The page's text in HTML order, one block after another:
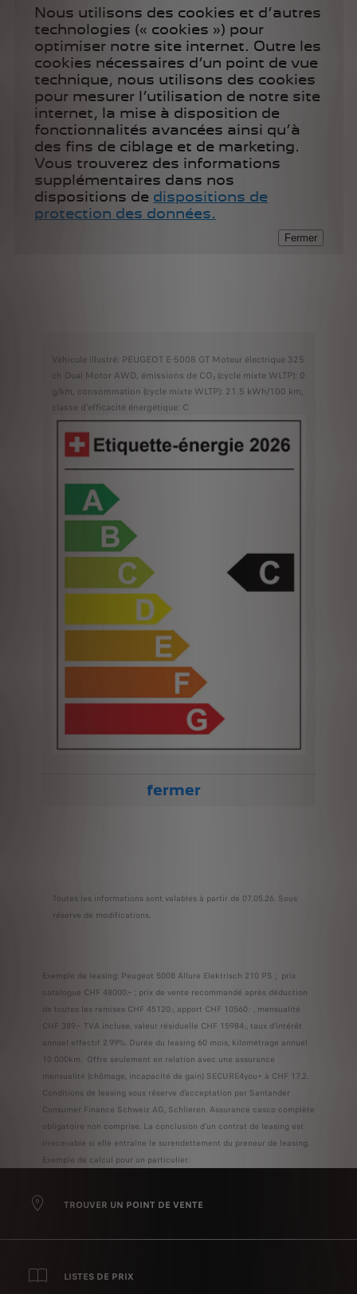
Véhicule illustré: PEUGEOT E-5008 GT Moteur électrique 325
ch Dual Motor AWD, émissions de CO₂ (cycle mixte WLTP): 0
g/km, consommation (cycle mixte WLTP): 21.5 kWh/100 km,
classe d'efficacité énergétique: C
fermer
Toutes les informations sont valables à partir de 07.05.26. Sous
réserve de modifications.
Exemple de leasing: Peugeot 5008 Allure Elektrisch 210 PS ; prix
catalogue CHF 48000.– ; prix de vente recommandé après déduction
de toutes les remises CHF 45120.-, apport CHF 10560.- , mensualité
CHF 389.– TVA incluse, valeur résiduelle CHF 15984.-, taux d’intérêt
annuel effectif 2.99%. Durée du leasing 60 mois, kilométrage annuel
10 000km. Offre seulement en relation avec une assurance
mensualité (chômage, incapacité de gain) SECURE4you+ à CHF 17.2.
Conditions de leasing sous réserve d’acceptation par Santander
Consumer Finance Schweiz AG, Schlieren. Assurance casco complète
obligatoire non comprise. La conclusion d’un contrat de leasing est
irrecevable si elle entraîne le surendettement du preneur de leasing.
Exemple de calcul pour un particulier.
TROUVER UN POINT DE VENTE
LISTES DE PRIX